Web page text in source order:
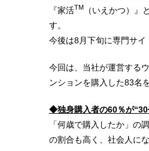
『家活TM （いえかつ）』
す。
今後は8月下旬に専門サ
今回は、当社が運営する
ンションを購入した83名
◆独身購入者の60％が“30
「何歳で購入したか」の
の割合も高く、社会人に